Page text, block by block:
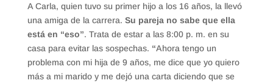
A Carla, quien tuvo su primer hijo a los 16 años, la llevó
una amiga de la carrera. Su pareja no sabe que ella
está en “eso”. Trata de estar a las 8:00 p. m. en su
casa para evitar las sospechas. “Ahora tengo un
problema con mi hija de 9 años, me dice que yo quiero
más a mi marido y me dejó una carta diciendo que se